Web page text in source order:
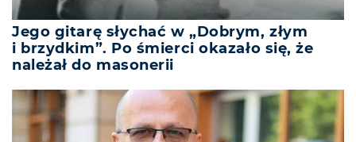
Jego gitarę słychać w „Dobrym, złym
i brzydkim”. Po śmierci okazało się, że
należał do masonerii